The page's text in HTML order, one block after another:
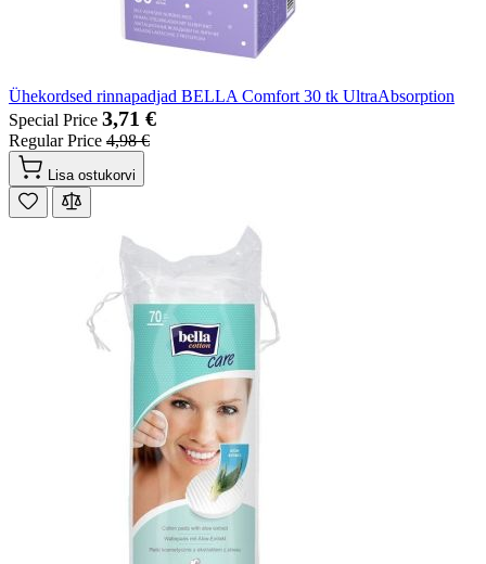
Ühekordsed rinnapadjad BELLA Comfort 30 tk UltraAbsorption
Special Price 3,71 €
Regular Price 4,98 €
Lisa ostukorvi